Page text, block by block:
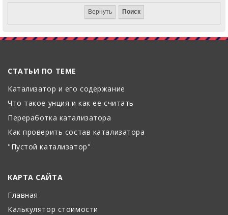
СТАТЬИ ПО ТЕМЕ
Катализатор и его содержание
Что такое унция и как ее считать
Переработка катализатора
Как проверить состав катализатора
"Пустой катализатор"
КАРТА САЙТА
Главная
Калькулятор стоимости